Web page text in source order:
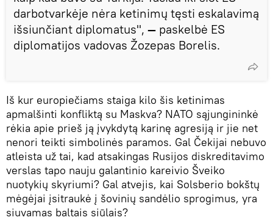
darbotvarkėje nėra ketinimų tęsti eskalavimą
išsiunčiant diplomatus", — paskelbė ES
diplomatijos vadovas Žozepas Borelis.
Iš kur europiečiams staiga kilo šis ketinimas
apmalšinti konfliktą su Maskva? NATO sąjungininkė
rėkia apie prieš ją įvykdytą karinę agresiją ir jie net
nenori teikti simbolinės paramos. Gal Čekijai nebuvo
atleista už tai, kad atsakingas Rusijos diskreditavimo
verslas tapo nauju galantinio kareivio Šveiko
nuotykių skyriumi? Gal atvejis, kai Solsberio bokštų
mėgėjai įsitraukė į šovinių sandėlio sprogimus, yra
siuvamas baltais siūlais?